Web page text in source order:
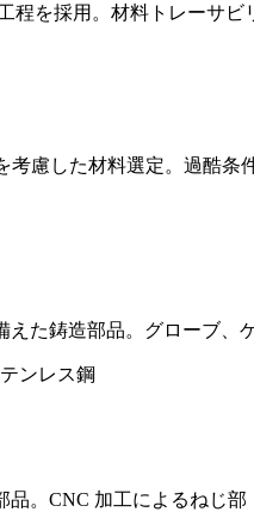
程を採用。材料トレーサ
考慮した材料選定。過酷条
た鋳造部品。グローブ、
ンレス鋼
。CNC 加工によるねじ部